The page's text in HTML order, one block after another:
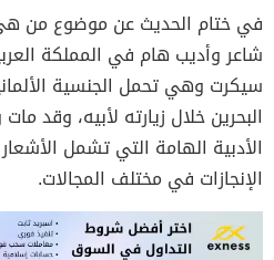
في ختام الحديث عن موضوع من
شاعر وأديب هام في المملكة
سيكرت وهي تحمل الجنسية
البحرين خلال زيارته لأبيه، وقد
الأدبية الهامة التي تشمل
الإنجازات في مختلف المجالات.